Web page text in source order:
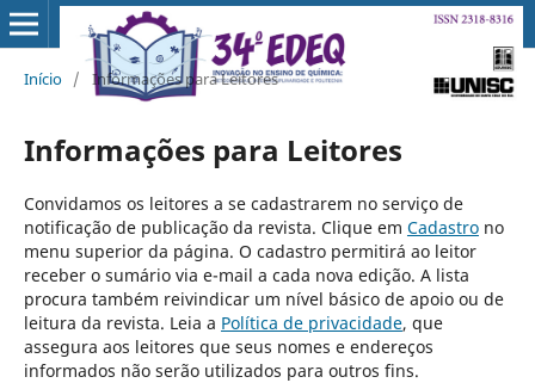
Início / Informações para Leitores
Informações para Leitores
Convidamos os leitores a se cadastrarem no serviço de
notificação de publicação da revista. Clique em Cadastrono
menu superior da página. O cadastro permitirá ao leitor
receber o sumário via e-mail a cada nova edição. A lista
procura também reivindicar um nível básico de apoio ou de
leitura da revista. Leia a Política de privacidade, que
assegura aos leitores que seus nomes e endereços
informados não serão utilizados para outros fins.